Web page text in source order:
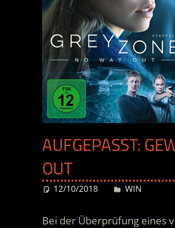
AUFGEPASST:
OUT
12/10/2018 Desiree
WIN
Bei der Überprüfung eines